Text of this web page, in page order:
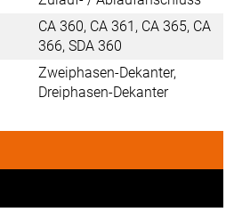
CA 360, CA 361, CA 365, CA
366, SDA 360
Zweiphasen-Dekanter,
Dreiphasen-Dekanter